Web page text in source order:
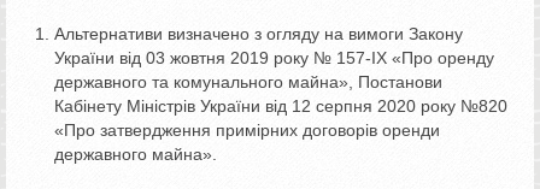
Альтернативи визначено з огляду на вимоги Закону
України від 03 жовтня 2019 року № 157-ІХ «Про оренду
державного та комунального майна», Постанови
Кабінету Міністрів України від 12 серпня 2020 року №820
«Про затвердження примірних договорів оренди
державного майна».